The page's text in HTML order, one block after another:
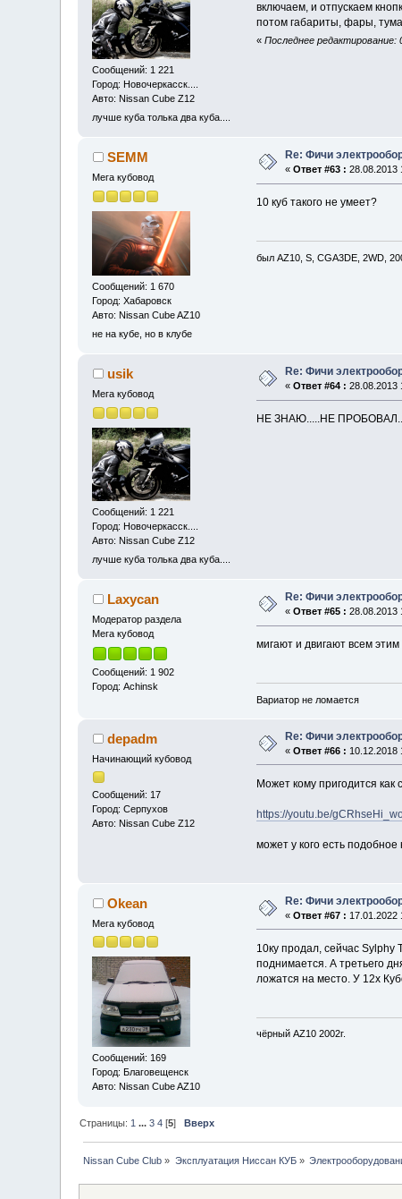
Сообщений: 1 221
Город: Новочеркасск....
Авто: Nissan Cube Z12
лучше куба толька два куба....
включаем, и отпускаем
потом габариты, фары,
« Последнее редактирование:
SEMM
Мега кубовод
Сообщений: 1 670
Город: Хабаровск
Авто: Nissan Cube AZ10
не на кубе, но в клубе
Re: Фичи
«Ответ #63 : 28.08.2013
10 куб такого не умеет?
был AZ10, S, CGA3DE, 2WD,
usik
Мега кубовод
Сообщений: 1 221
Город: Новочеркасск....
Авто: Nissan Cube Z12
лучше куба толька два куба....
Re: Фичи
«Ответ #64 : 28.08.2013
НЕ ЗНАЮ.....НЕ
Laxycan
Модератор раздела
Мега кубовод
Сообщений: 1 902
Город: Achinsk
Re: Фичи
«Ответ #65 : 28.08.2013
мигают и двигают всем этим
Вариатор не ломается
depadm
Начинающий кубовод
Сообщений: 17
Город: Серпухов
Авто: Nissan Cube Z12
Re: Фичи
«Ответ #66 : 10.12.2018
Может кому пригодится
https://youtu.be/
может у кого есть
Okean
Мега кубовод
Сообщений: 169
Город: Благовещенск
Авто: Nissan Cube AZ10
Re: Фичи
«Ответ #67 : 17.01.2022
10ку продал, сейчас Sylphy
поднимается. А третьего
ложатся на место. У 12х
чёрный AZ10 2002г.
Страницы: 1 ...3 4 [5]Вверх
Nissan Cube Club » Эксплуатация Ниссан КУБ»